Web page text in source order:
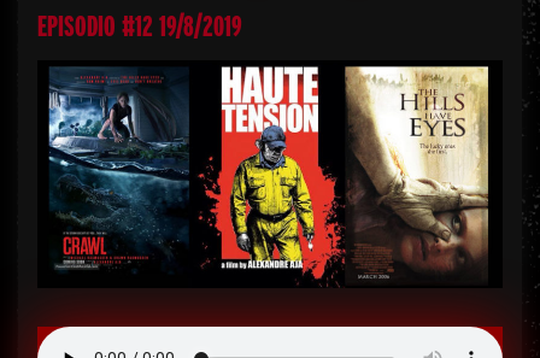
EPISODIO #12 19/8/2019